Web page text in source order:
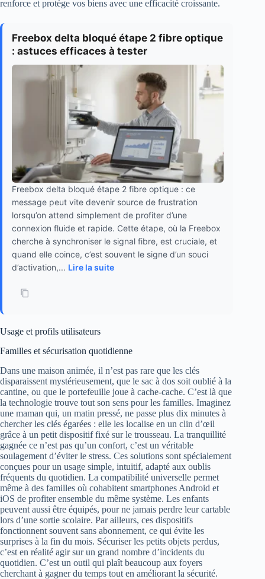
renforce et protège vos biens avec une efficacité croissante.
Freebox delta bloqué étape 2 fibre optique
: astuces efficaces à tester
Freebox delta bloqué étape 2 fibre optique : ce
message peut vite devenir source de frustration
lorsqu’on attend simplement de profiter d’une
connexion fluide et rapide. Cette étape, où la Freebox
cherche à synchroniser le signal fibre, est cruciale, et
quand elle coince, c’est souvent le signe d’un souci
d’activation,... Lire la suite
Usage et profils utilisateurs
Familles et sécurisation quotidienne
Dans une maison animée, il n’est pas rare que les clés
disparaissent mystérieusement, que le sac à dos soit oublié à la
cantine, ou que le portefeuille joue à cache-cache. C’est là que
la technologie trouve tout son sens pour les familles. Imaginez
une maman qui, un matin pressé, ne passe plus dix minutes à
chercher les clés égarées : elle les localise en un clin d’œil
grâce à un petit dispositif fixé sur le trousseau. La tranquillité
gagnée ce n’est pas qu’un confort, c’est un véritable
soulagement d’éviter le stress. Ces solutions sont spécialement
conçues pour un usage simple, intuitif, adapté aux oublis
fréquents du quotidien. La compatibilité universelle permet
même à des familles où cohabitent smartphones Android et
iOS de profiter ensemble du même système. Les enfants
peuvent aussi être équipés, pour ne jamais perdre leur cartable
lors d’une sortie scolaire. Par ailleurs, ces dispositifs
fonctionnent souvent sans abonnement, ce qui évite les
surprises à la fin du mois. Sécuriser les petits objets perdus,
c’est en réalité agir sur un grand nombre d’incidents du
quotidien. C’est un outil qui plaît beaucoup aux foyers
cherchant à gagner du temps tout en améliorant la sécurité.